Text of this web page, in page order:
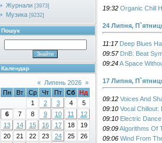
Журнали [3973]
Музика [9232]
Пошук
Календар
« Липень 2026 »
Пн
Вт Ср Чт Пт Сб Нд
1
2 3 4
5
6
7 8 9 10 11
12
13
14 15 16 17 18
19
20
21 22 23 24 25
26
19:32 Organic Chill
24 Липня,
11:17 Deep Blues
09:57 DnB: Beat
09:24A Space
17 Липня,
09:12 Voices And
09:10 Vocal Chillout:
09:10 Electric
09:09Algorithms Of
09:06 Wind From